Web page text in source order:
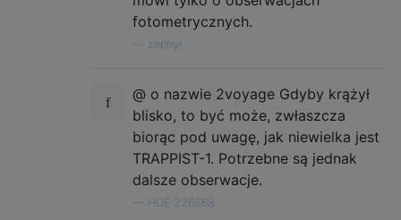
fotometrycznych.
zephyr
@ o nazwie 2voyage Gdyby krążył
blisko, to być może, zwłaszcza
biorąc pod uwagę, jak niewielka jest
TRAPPIST-1. Potrzebne są jednak
dalsze obserwacje.
HDE 226868